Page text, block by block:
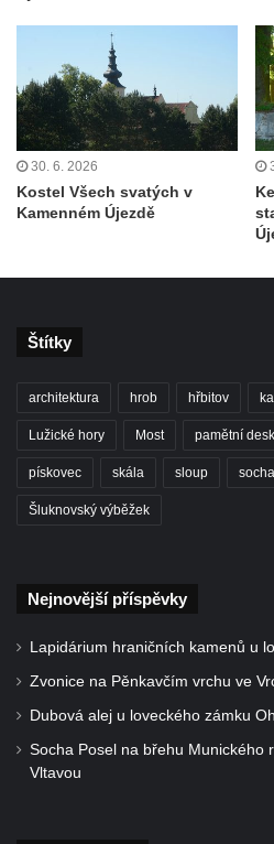
Kenotaf Edmunda Andera na
Krásné u Pěnčína
Hřbitovní kaple rodiny Fiedler na
Teplicích nad Metují
Kenotaf Franze Ruseho na
Teplicích nad Metují
Pomník obětem 2. světové války
Benešově nad Ploučnicí
Kenotaf Augusta Michela na
nad Ploučnicí
Benešově nad Ploučnicí
Hrob Christodoulona
hřbitově v Benešově nad Ploučnicí
Hrob Franze Wünsche na
Benešově nad Ploučnicí
30. 6. 2026
Kostel Všech svatých v
Kamenném Újezdě
Štítky
architektura hrob hřbitov
Lužické hory Most pamětní
pískovec skála sloup socha
Šluknovský výběžek
Nejnovější příspěvky
Lapidárium hraničních kamenů u
Zvonice na Pěnkavčím vrchu ve
Dubová alej u loveckého zámku
Socha Posel na břehu Munického
Vltavou